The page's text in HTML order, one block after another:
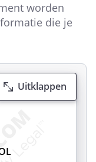
worden
die je
Uitklappen